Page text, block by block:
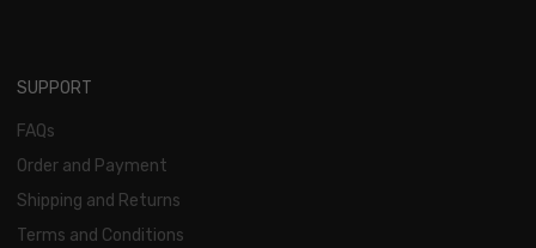
SUPPORT
FAQs
Order and Payment
Shipping and Returns
Terms and Conditions